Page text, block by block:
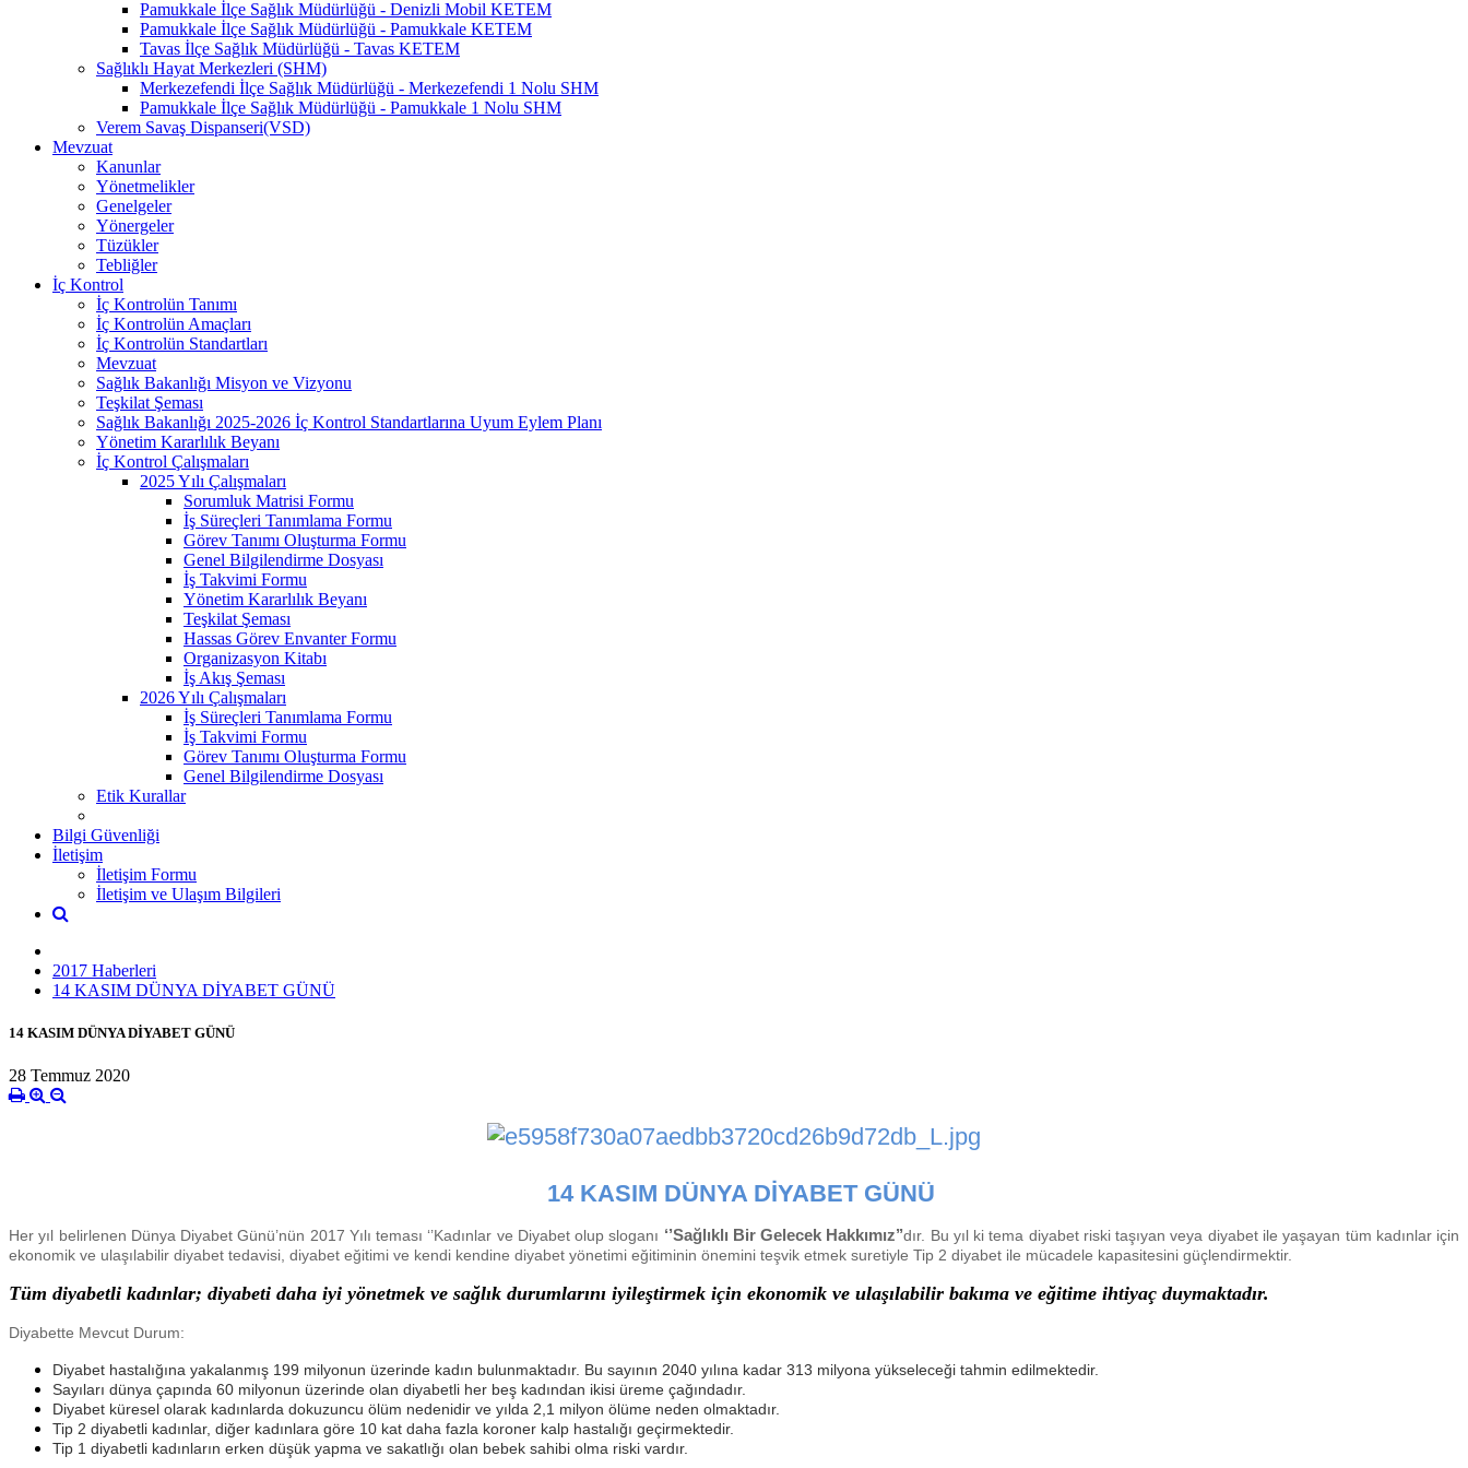
Pamukkale İlçe Sağlık Müdürlüğü - Denizli Mobil KETEM
Pamukkale İlçe Sağlık Müdürlüğü - Pamukkale KETEM
Tavas İlçe Sağlık Müdürlüğü - Tavas KETEM
Sağlıklı Hayat Merkezleri (SHM)
Merkezefendi İlçe Sağlık Müdürlüğü - Merkezefendi 1 Nolu SHM
Pamukkale İlçe Sağlık Müdürlüğü - Pamukkale 1 Nolu SHM
Verem Savaş Dispanseri(VSD)
Mevzuat
Kanunlar
Yönetmelikler
Genelgeler
Yönergeler
Tüzükler
Tebliğler
İç Kontrol
İç Kontrolün Tanımı
İç Kontrolün Amaçları
İç Kontrolün Standartları
Mevzuat
Sağlık Bakanlığı Misyon ve Vizyonu
Teşkilat Şeması
Sağlık Bakanlığı 2025-2026 İç Kontrol Standartlarına Uyum Eylem Planı
Yönetim Kararlılık Beyanı
İç Kontrol Çalışmaları
2025 Yılı Çalışmaları
Sorumluk Matrisi Formu
İş Süreçleri Tanımlama Formu
Görev Tanımı Oluşturma Formu
Genel Bilgilendirme Dosyası
İş Takvimi Formu
Yönetim Kararlılık Beyanı
Teşkilat Şeması
Hassas Görev Envanter Formu
Organizasyon Kitabı
İş Akış Şeması
2026 Yılı Çalışmaları
İş Süreçleri Tanımlama Formu
İş Takvimi Formu
Görev Tanımı Oluşturma Formu
Genel Bilgilendirme Dosyası
Etik Kurallar
Bilgi Güvenliği
İletişim
İletişim Formu
İletişim ve Ulaşım Bilgileri
2017 Haberleri
14 KASIM DÜNYA DİYABET GÜNÜ
14 KASIM DÜNYA DİYABET GÜNÜ
28 Temmuz 2020
14 KASIM DÜNYA DİYABET GÜNÜ
Her yıl belirlenen Dünya Diyabet Günü’nün 2017 Yılı teması ‘’Kadınlar ve Diyabet olup sloganı ‘’Sağlıklı Bir Gelecek Hakkımız’’dır. Bu yıl ki tema diyabet riski taşıyan veya diyabet ile yaşayan tüm kadınlar için
ekonomik ve ulaşılabilir diyabet tedavisi, diyabet eğitimi ve kendi kendine diyabet yönetimi eğitiminin önemini teşvik etmek suretiyle Tip 2 diyabet ile mücadele kapasitesini güçlendirmektir.
Tüm diyabetli kadınlar; diyabeti daha iyi yönetmek ve sağlık durumlarını iyileştirmek için ekonomik ve ulaşılabilir bakıma ve eğitime ihtiyaç duymaktadır.
Diyabette Mevcut Durum:
Diyabet hastalığına yakalanmış 199 milyonun üzerinde kadın bulunmaktadır. Bu sayının 2040 yılına kadar 313 milyona yükseleceği tahmin edilmektedir.
Sayıları dünya çapında 60 milyonun üzerinde olan diyabetli her beş kadından ikisi üreme çağındadır.
Diyabet küresel olarak kadınlarda dokuzuncu ölüm nedenidir ve yılda 2,1 milyon ölüme neden olmaktadır.
Tip 2 diyabetli kadınlar, diğer kadınlara göre 10 kat daha fazla koroner kalp hastalığı geçirmektedir.
Tip 1 diyabetli kadınların erken düşük yapma ve sakatlığı olan bebek sahibi olma riski vardır.